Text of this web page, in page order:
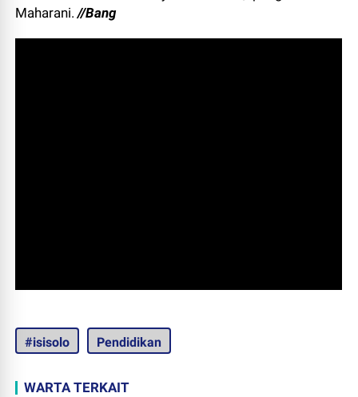
Maharani.//Bang
#isisolo Pendidikan
WARTA TERKAIT